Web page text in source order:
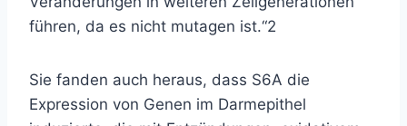
führen, da es nicht mutagen ist.“2
Sie fanden auch heraus, dass S6A die
Expression von Genen im Darmepithel